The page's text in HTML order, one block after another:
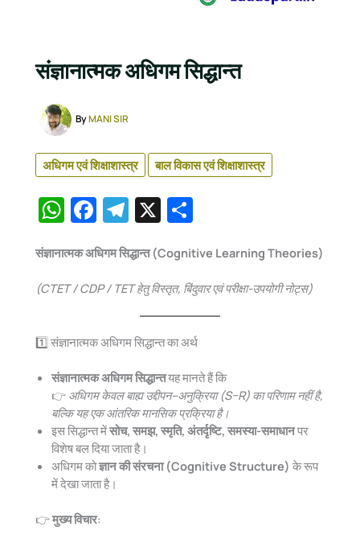
संज्ञानात्मक अधिगम सिद्धान्त
ByMANI SIR
अधिगम एवं शिक्षाशास्त्र बाल विकास एवं शिक्षाशास्त्र
W
at
s
p
p
F
c
e
o
o
k
T
e
gr
a
m
X
ar
e
संज्ञानात्मक अधिगम सिद्धान्त (Cognitive Learning Theories)
(CTET / CDP / TET हेतु विस्तृत, बिंदुवार एवं परीक्षा-उपयोगी नोट्स)
1️⃣ संज्ञानात्मक अधिगम सिद्धान्त का अर्थ
संज्ञानात्मक अधिगम सिद्धान्तयह मानते हैं कि
👉 अधिगम केवल बाह्य उद्दीपन–अनुक्रिया (S–R) का परिणाम नहीं है,
बल्कि यह एक आंतरिक मानसिक प्रक्रिया है।
इस सिद्धान्त मेंसोच, समझ, स्मृति, अंतर्दृष्टि, समस्या-समाधानपर
विशेष बल दिया जाता है।
अधिगम कोज्ञान की संरचना (Cognitive Structure) के रूप
में देखा जाता है।
👉मुख्य विचार: